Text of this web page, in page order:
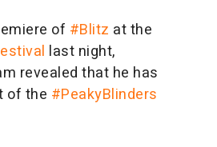
of #Blitz at the
last night,
revealed that he has
of the #PeakyBlinders